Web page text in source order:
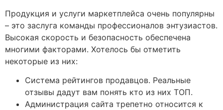
Продукция и услуги маркетплейса очень популярны
– это заслуга команды профессионалов энтузиастов.
Высокая скорость и безопасность обеспечена
многими факторами. Хотелось бы отметить
некоторые из них:
Система рейтингов продавцов. Реальные
отзывы дадут вам понять кто из них ТОП.
Администрация сайта трепетно относится к